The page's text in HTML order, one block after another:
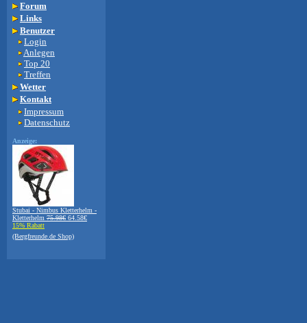
Forum
Links
Benutzer
Login
Anlegen
Top 20
Treffen
Wetter
Kontakt
Impressum
Datenschutz
Anzeige:
Stubai - Nimbus Kletterhelm -
Kletterhelm 75.98€ 64.58€
15% Rabatt
(Bergfreunde.de Shop)